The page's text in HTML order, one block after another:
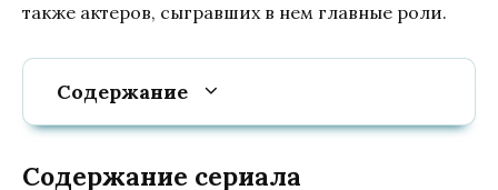
также актеров, сыгравших в нем главные роли.
Содержание
Содержание сериала